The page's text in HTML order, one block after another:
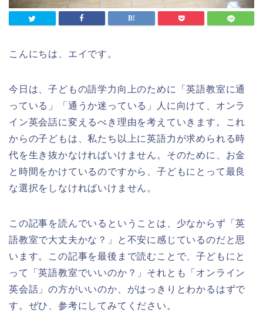
こんにちは、エイです。
今日は、子どもの語学力向上のために「英語教室に通
っている」「通うか迷っている」人に向けて、オンラ
イン英会話に変えるべき理由を考えていきます。これ
からの子どもは、私たち以上に英語力が求められる時
代を生き抜かなければいけません。そのために、お金
と時間をかけているのですから、子どもにとって最良
な選択をしなければいけません。
この記事を読んでいるということは、少なからず「英
語教室で大丈夫かな？」と不安に感じているのだと思
います。この記事を最後まで読むことで、子どもにと
って「英語教室でいいのか？」それとも「オンライン
英会話」の方がいいのか、がはっきりとわかるはずで
す。ぜひ、参考にしてみてください。